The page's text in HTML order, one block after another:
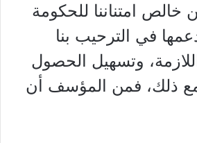
امتناننا للحكومة
في الترحيب بنا
وتسهيل الحصول
ذلك، فمن المؤسف أن